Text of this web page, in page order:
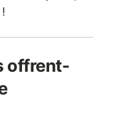
offrent-